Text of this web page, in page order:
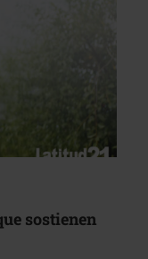
sostienen